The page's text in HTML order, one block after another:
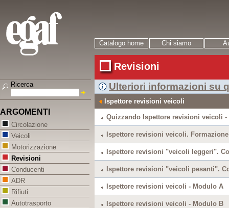
Catalogo home Chi siamo
Revisioni
Ulteriori informazioni su
Ispettore revisioni veicoli
Quizzando Ispettore revisioni veicoli -
Ispettore revisioni veicoli.
Ispettore revisioni "veicoli leggeri".
Ispettore revisioni "veicoli pesanti".
Ispettore revisioni veicoli - Modulo A
Ispettore revisioni veicoli - Modulo B
Ricerca
ARGOMENTI
Circolazione
Veicoli
Motorizzazione
Revisioni
Conducenti
ADR
Rifiuti
Autotrasporto